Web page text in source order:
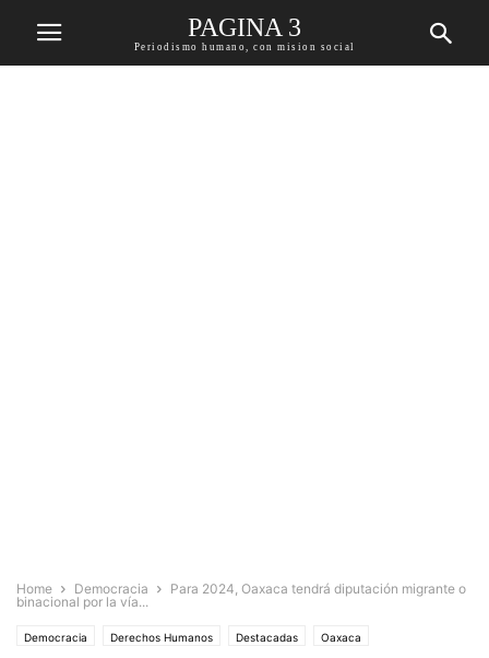
PAGINA 3
Periodismo humano, con mision social
Home Democracia
Para 2024, Oaxaca tendrá diputación migrante o
binacional por la vía...
Democracia Derechos Humanos Destacadas Oaxaca